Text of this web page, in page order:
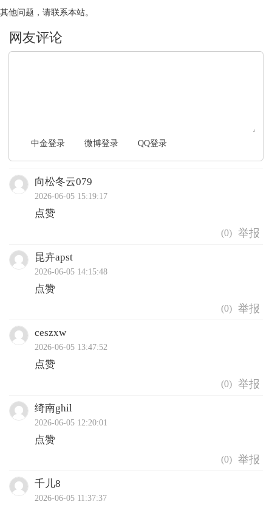
其他问题，请联系本站。
中金登录 微博登录 QQ登录
向松冬云079
2026-06-05 15:19:17
点赞
(0)
昆卉apst
2026-06-05 14:15:48
点赞
(0)
ceszxw
2026-06-05 13:47:52
点赞
(0)
绮南ghil
2026-06-05 12:20:01
点赞
(0)
千儿8
2026-06-05 11:37:37